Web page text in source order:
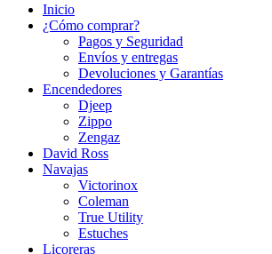
Inicio
¿Cómo comprar?
Pagos y Seguridad
Envíos y entregas
Devoluciones y Garantías
Encendedores
Djeep
Zippo
Zengaz
David Ross
Navajas
Victorinox
Coleman
True Utility
Estuches
Licoreras